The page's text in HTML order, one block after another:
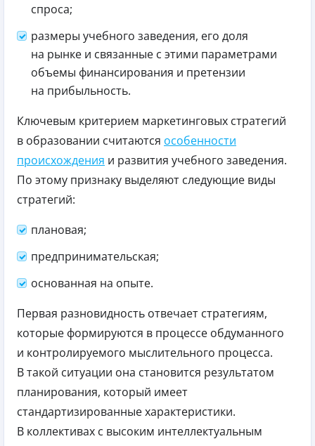
спроса;
размеры учебного заведения, его доля
на рынке и связанные с этими параметрами
объемы финансирования и претензии
на прибыльность.
Ключевым критерием маркетинговых стратегий
в образовании считаются особенности
происхождения и развития учебного заведения.
По этому признаку выделяют следующие виды
стратегий:
плановая;
предпринимательская;
основанная на опыте.
Первая разновидность отвечает стратегиям,
которые формируются в процессе обдуманного
и контролируемого мыслительного процесса.
В такой ситуации она становится результатом
планирования, который имеет
стандартизированные характеристики.
В коллективах с высоким интеллектуальным